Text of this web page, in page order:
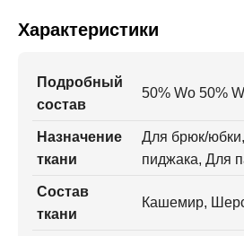
Характеристики
Подробный
состав
50% Wo 50%
Назначение
ткани
Для брюк/
пиджака, Для
Состав
ткани
Кашемир,